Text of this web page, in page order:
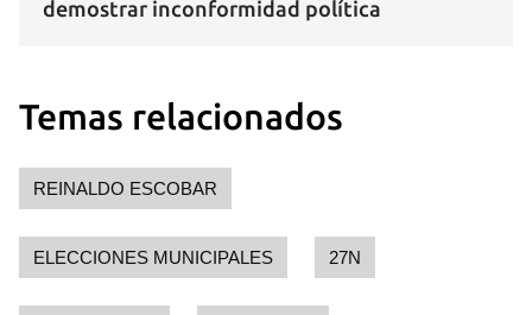
demostrar inconformidad política
Temas relacionados
REINALDO ESCOBAR
ELECCIONES MUNICIPALES 27N